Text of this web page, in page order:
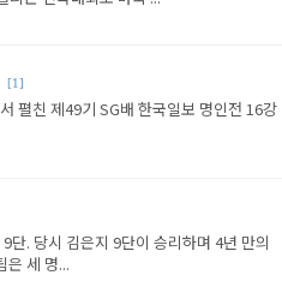
[1]
펼친 제49기 SG배 한국일보 명인전 16강
단. 당시 김은지 9단이 승리하며 4년 만의
은 세 명...